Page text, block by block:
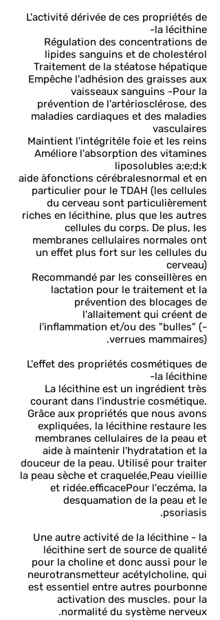
L'activité dérivée de ces propriétés de
la lécithine-
Régulation des concentrations de
lipides sanguins et de cholestérol
Traitement de la stéatose hépatique
Empêche l'adhésion des graisses aux
vaisseaux sanguins -Pour la
prévention de l'artériosclérose, des
maladies cardiaques et des maladies
vasculaires
Maintient l'intégritéle foie et les reins
Améliore l'absorption des vitamines
liposolubles a;e;d;k
aide àfonctions cérébralesnormal et en
particulier pour le TDAH (les cellules
du cerveau sont particulièrement
riches en lécithine, plus que les autres
cellules du corps. De plus, les
membranes cellulaires normales ont
un effet plus fort sur les cellules du
cerveau)
Recommandé par les conseillères en
lactation pour le traitement et la
prévention des blocages de
l'allaitement qui créent de
l'inflammation et/ou des "bulles" (-
verrues mammaires).
L'effet des propriétés cosmétiques de
la lécithine-
La lécithine est un ingrédient très
courant dans l'industrie cosmétique.
Grâce aux propriétés que nous avons
expliquées, la lécithine restaure les
membranes cellulaires de la peau et
aide à maintenir l'hydratation et la
douceur de la peau. Utilisé pour traiter
la peau sèche et craquelée,Peau vieillie
et ridée.efficacePour l'eczéma, la
desquamation de la peau et le
psoriasis.
Une autre activité de la lécithine - la
lécithine sert de source de qualité
pour la choline et donc aussi pour le
neurotransmetteur acétylcholine, qui
est essentiel entre autres pourbonne
activation des muscles. pour la
normalité du système nerveux.